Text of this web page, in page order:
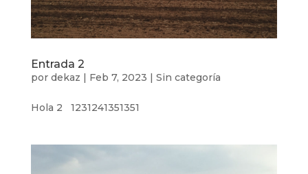
Entrada 2
por dekaz | Feb 7, 2023 | Sin categoría
Hola 2 1231241351351